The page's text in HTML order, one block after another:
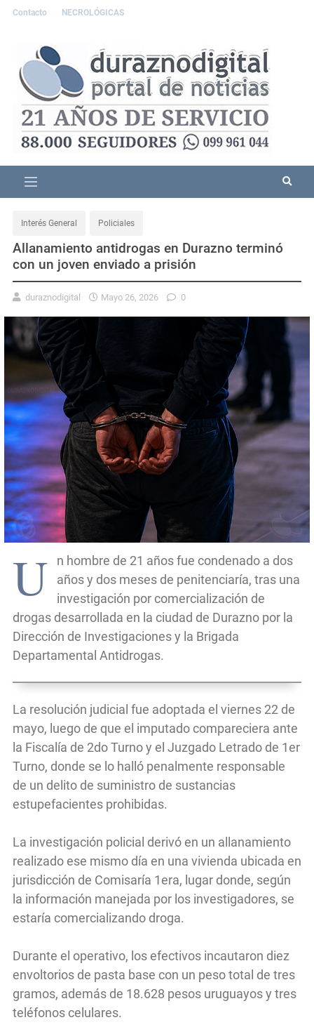
Contacto NECROLÓGICAS
Interés General Policiales
Allanamiento antidrogas en Durazno terminó
con un joven enviado a prisión
duraznodigital Mayo 26, 2026 0
U
n hombre de 21 años fue condenado a dos
años y dos meses de penitenciaría, tras una
investigación por comercialización de
drogas desarrollada en la ciudad de Durazno por la
Dirección de Investigaciones y la Brigada
Departamental Antidrogas.
La resolución judicial fue adoptada el viernes 22 de
mayo, luego de que el imputado compareciera ante
la Fiscalía de 2do Turno y el Juzgado Letrado de 1er
Turno, donde se lo halló penalmente responsable
de un delito de suministro de sustancias
estupefacientes prohibidas.
La investigación policial derivó en un allanamiento
realizado ese mismo día en una vivienda ubicada en
jurisdicción de Comisaría 1era, lugar donde, según
la información manejada por los investigadores, se
estaría comercializando droga.
Durante el operativo, los efectivos incautaron diez
envoltorios de pasta base con un peso total de tres
gramos, además de 18.628 pesos uruguayos y tres
teléfonos celulares.